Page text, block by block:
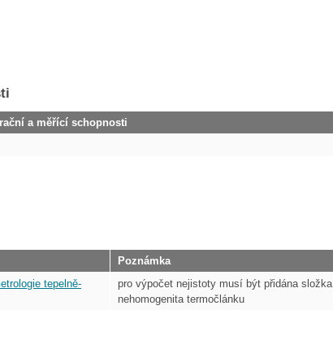
a měřící schopnosti
Poznámka
tepelně-
pro výpočet nejistoty musí být přidána složka
nehomogenita termočlánku